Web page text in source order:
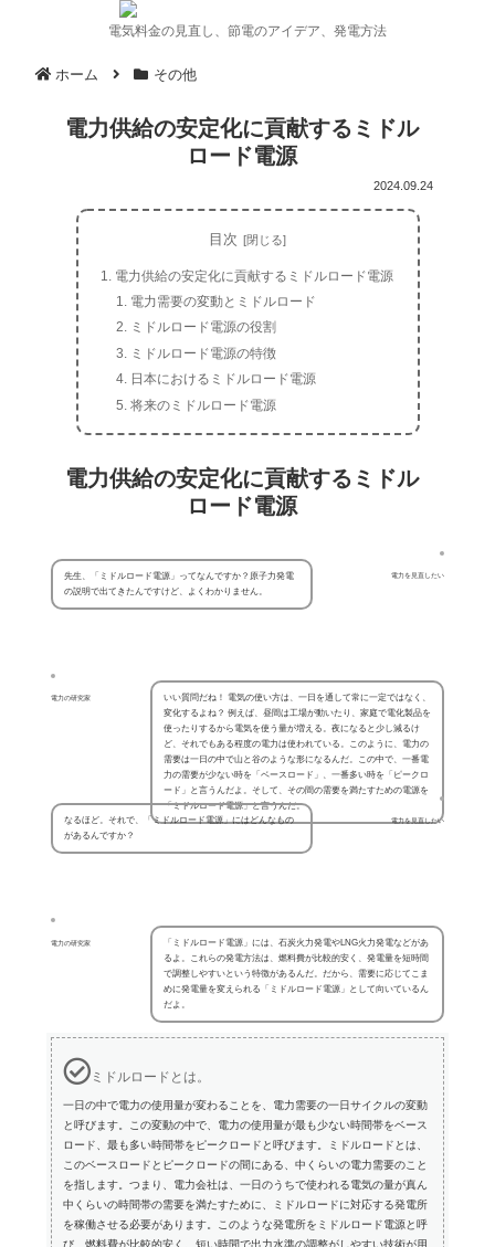
電気料金の見直し、節電のアイデア、発電方法
ホーム その他
電力供給の安定化に貢献するミドル
ロード電源
2024.09.24
目次
電力供給の安定化に貢献するミドルロード電源
電力需要の変動とミドルロード
ミドルロード電源の役割
ミドルロード電源の特徴
日本におけるミドルロード電源
将来のミドルロード電源
電力供給の安定化に貢献するミドル
ロード電源
電力を見直したい
先生、「ミドルロード電源」ってなんですか？原子力発電
の説明で出てきたんですけど、よくわかりません。
電力の研究家
いい質問だね！ 電気の使い方は、一日を通して常に一定ではなく、
変化するよね？ 例えば、昼間は工場が動いたり、家庭で電化製品を
使ったりするから電気を使う量が増える。夜になると少し減るけ
ど、それでもある程度の電力は使われている。このように、電力の
需要は一日の中で山と谷のような形になるんだ。この中で、一番電
力の需要が少ない時を「ベースロード」、一番多い時を「ピークロ
ード」と言うんだよ。そして、その間の需要を満たすための電源を
「ミドルロード電源」と言うんだ。
電力を見直したい
なるほど。それで、「ミドルロード電源」にはどんなもの
があるんですか？
電力の研究家
「ミドルロード電源」には、石炭火力発電やLNG火力発電などがあ
るよ。これらの発電方法は、燃料費が比較的安く、発電量を短時間
で調整しやすいという特徴があるんだ。だから、需要に応じてこま
めに発電量を変えられる「ミドルロード電源」として向いているん
だよ。
ミドルロードとは。
一日の中で電力の使用量が変わることを、電力需要の一日サイクルの変動
と呼びます。この変動の中で、電力の使用量が最も少ない時間帯をベース
ロード、最も多い時間帯をピークロードと呼びます。ミドルロードとは、
このベースロードとピークロードの間にある、中くらいの電力需要のこと
を指します。つまり、電力会社は、一日のうちで使われる電気の量が真ん
中くらいの時間帯の需要を満たすために、ミドルロードに対応する発電所
を稼働させる必要があります。このような発電所をミドルロード電源と呼
び、燃料費が比較的安く、短い時間で出力水準の調整がしやすい技術が用